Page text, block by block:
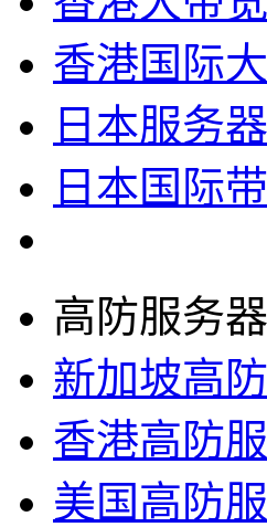
香港国际
日本服务器
日本国际
高防服务器
新加坡高
香港高防
美国高防